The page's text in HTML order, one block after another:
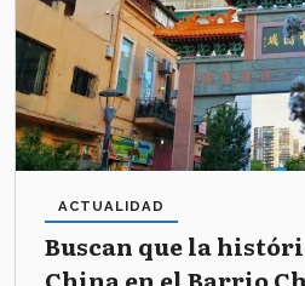
Buscan que la
ACTUALIDAD